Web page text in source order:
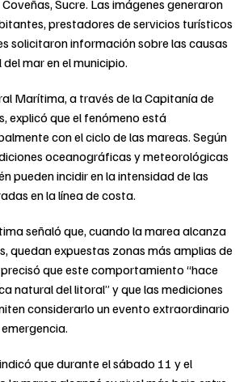
Sucre. Las imágenes generaron
prestadores de servicios turísticos
solicitaron información sobre las causas
mar en el municipio.
Marítima, a través de la Capitanía de
explicó que el fenómeno está
con el ciclo de las mareas. Según
oceanográficas y meteorológicas
pueden incidir en la intensidad de las
en la línea de costa.
señaló que, cuando la marea alcanza
quedan expuestas zonas más amplias de
que este comportamiento “hace
natural del litoral” y que las mediciones
considerarlo un evento extraordinario
que durante el sábado 11 y el